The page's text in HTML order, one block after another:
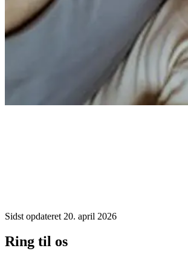
Sidst opdateret 20. april 2026
Ring til os